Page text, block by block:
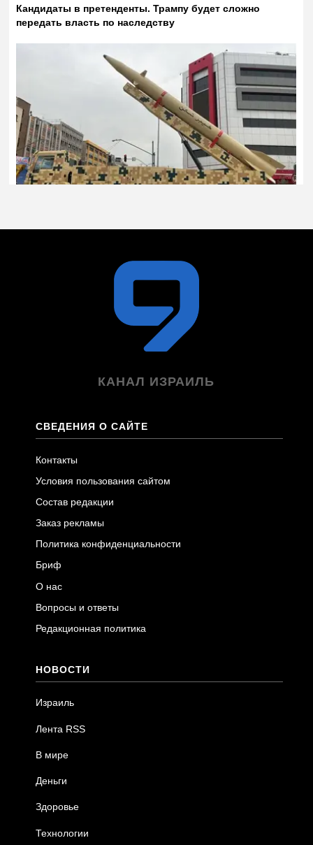
КАНАЛ ИЗРАИЛЬ
СВЕДЕНИЯ О САЙТЕ
Контакты
Условия пользования сайтом
Состав редакции
Заказ рекламы
Политика конфиденциальности
Бриф
О нас
Вопросы и ответы
Редакционная политика
НОВОСТИ
Израиль
Лента RSS
В мире
Деньги
Здоровье
Технологии